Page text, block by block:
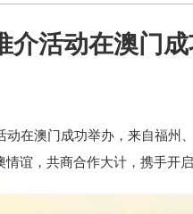
介活动在澳门
在澳门成功举办，来自福州
谊，共商合作大计，携手开